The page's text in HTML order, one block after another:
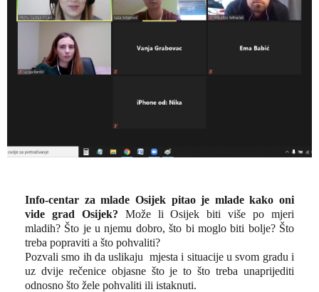
Info-centar za mlade Osijek pitao je mlade kako oni
vide grad Osijek?
Može li Osijek biti više po mjeri
mladih? Što je u njemu dobro, što bi moglo biti bolje? Što
treba popraviti a što pohvaliti?
Pozvali smo ih da uslikaju mjesta i situacije u svom gradu i
uz dvije rečenice objasne što je to što treba unaprijediti
odnosno što žele pohvaliti ili istaknuti.